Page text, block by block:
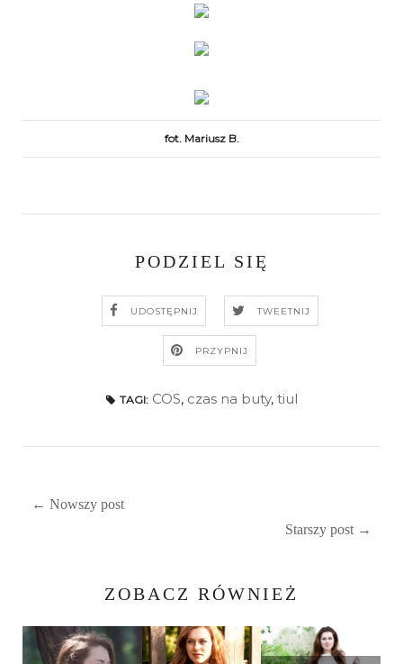
fot. Mariusz B.
PODZIEL SIĘ
UDOSTĘPNIJ TWEETNIJ
PRZYPNIJ
TAGI: COS, czas na buty, tiul
← Nowszy post
Starszy post →
ZOBACZ RÓWNIEŻ